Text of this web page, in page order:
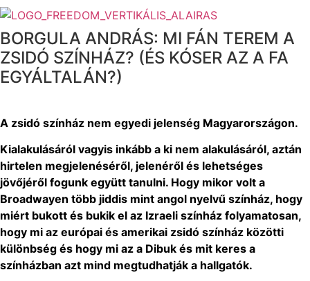
BORGULA ANDRÁS: MI FÁN TEREM A
ZSIDÓ SZÍNHÁZ? (ÉS KÓSER AZ A FA
EGYÁLTALÁN?)
A zsidó színház nem egyedi jelenség Magyarországon.
Kialakulásáról vagyis inkább a ki nem alakulásáról, aztán
hirtelen megjelenéséről, jelenéről és lehetséges
jövőjéről fogunk együtt tanulni. Hogy mikor volt a
Broadwayen több jiddis mint angol nyelvű színház, hogy
miért bukott és bukik el az Izraeli színház folyamatosan,
hogy mi az európai és amerikai zsidó színház közötti
különbség és hogy mi az a Dibuk és mit keres a
színházban azt mind megtudhatják a hallgatók.